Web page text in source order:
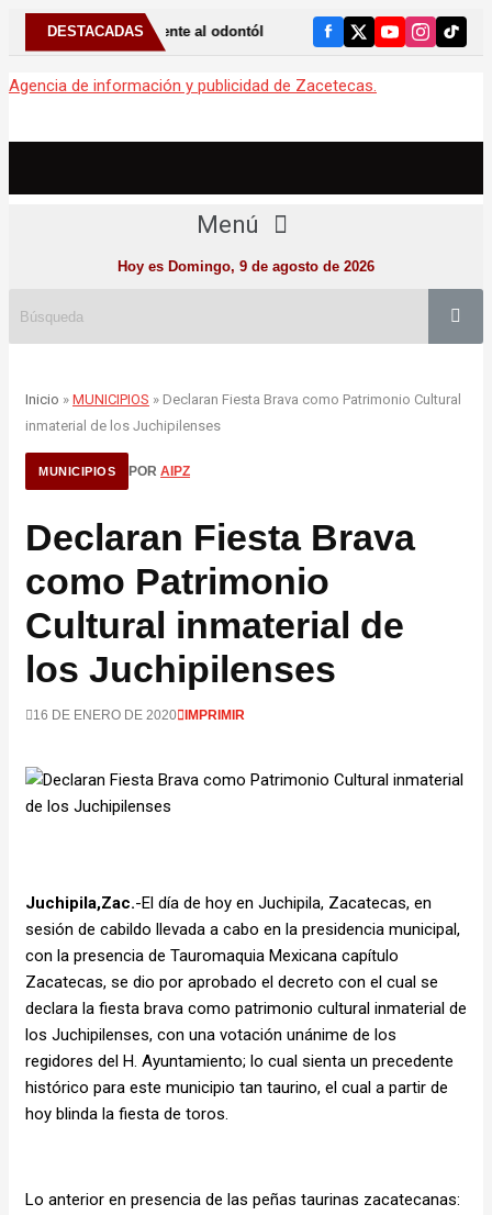
DESTACADAS
al odontólogo puede ayudar a detectar el bruxismo
Agencia de información y publicidad de Zacetecas.
Menú
Hoy es Domingo, 9 de agosto de 2026
Inicio » MUNICIPIOS » Declaran Fiesta Brava como Patrimonio Cultural
inmaterial de los Juchipilenses
MUNICIPIOS POR AIPZ
Declaran Fiesta Brava
como Patrimonio
Cultural inmaterial de
los Juchipilenses
16 DE ENERO DE 2020 IMPRIMIR
Juchipila,Zac.-El día de hoy en Juchipila, Zacatecas, en
sesión de cabildo llevada a cabo en la presidencia municipal,
con la presencia de Tauromaquia Mexicana capítulo
Zacatecas, se dio por aprobado el decreto con el cual se
declara la fiesta brava como patrimonio cultural inmaterial de
los Juchipilenses, con una votación unánime de los
regidores del H. Ayuntamiento; lo cual sienta un precedente
histórico para este municipio tan taurino, el cual a partir de
hoy blinda la fiesta de toros.
Lo anterior en presencia de las peñas taurinas zacatecanas: